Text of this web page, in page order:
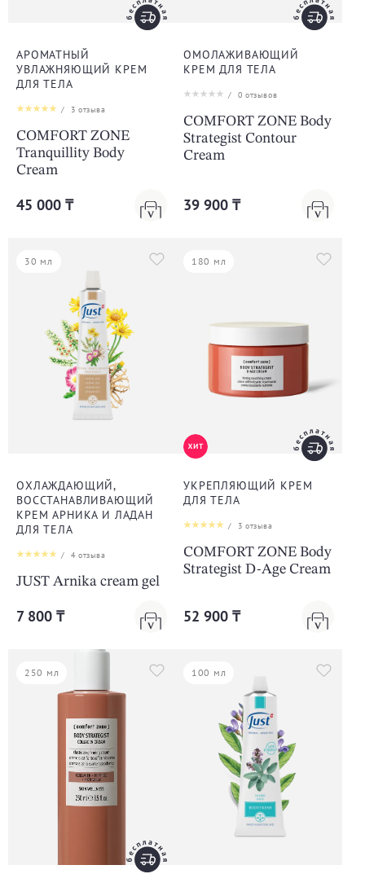
АРОМАТНЫЙ
УВЛАЖНЯЮЩИЙ КРЕМ
ДЛЯ ТЕЛА
/ 3 отзыва
COMFORT ZONE
Tranquillity Body
Cream
45 000 ₸
ОМОЛАЖИВАЮЩИЙ
КРЕМ ДЛЯ ТЕЛА
/ 0 отзывов
COMFORT ZONE Body
Strategist Contour
Cream
39 900 ₸
30 мл
ОХЛАЖДАЮЩИЙ,
ВОССТАНАВЛИВАЮЩИЙ
КРЕМ АРНИКА И ЛАДАН
ДЛЯ ТЕЛА
/ 4отзыва
JUST Arnika cream gel
7 800 ₸
180 мл
УКРЕПЛЯЮЩИЙ КРЕМ
ДЛЯ ТЕЛА
/ 3 отзыва
COMFORT ZONE Body
Strategist D-Age Cream
52 900 ₸
250 мл 100 мл